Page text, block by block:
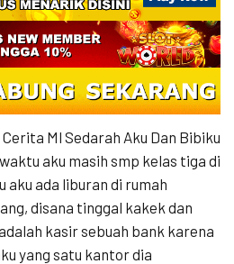
Cerita Ml Sedarah Aku Dan Bibiku
aku masih smp kelas tiga di
ada liburan di rumah
disana tinggal kakek dan
kasir sebuah bank karena
yang satu kantor dia